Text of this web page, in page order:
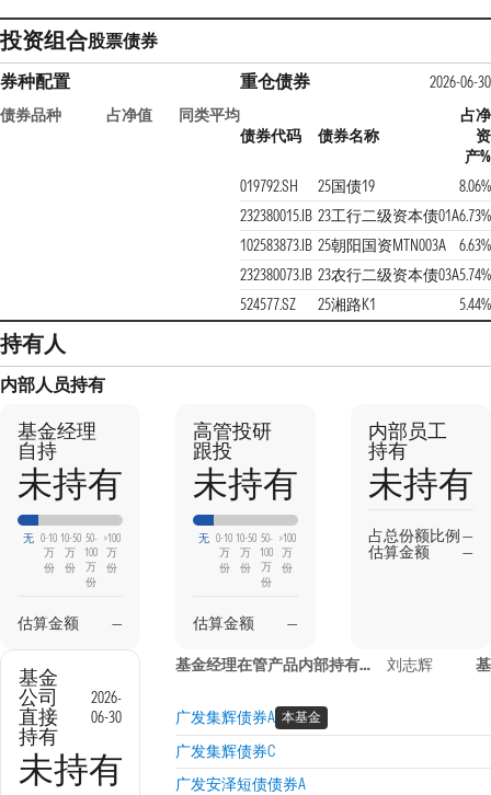
投资组合股票债券
券种配置
债券品种 占净值 同类平均
重仓债券 2026-06-30
债券代码 债券名称
占净
资
产%
019792.SH
25国债19
8.06%
232380015.IB 23工行二级资本债01A6.73%
102583873.IB 25朝阳国资MTN003A
6.63%
232380073.IB 23农行二级资本债03A5.74%
524577.SZ
25湘路K1 5.44%
持有人
内部人员持有
基金经理
自持
未持有
无 0-10
万
份
10-50
万
份
50-
100
万
份
>100
万
份
估算金额 —
高管投研
跟投
未持有
无 0-10
万
份
10-50
万
份
50-
100
万
份
>100
万
份
估算金额 —
内部员工
持有
未持有
占总份额比例—
估算金额
—
基金
公司
直接
持有
2026-
06-30
未持有
基金经理在管产品内部持有信息 刘志辉
广发集辉债券A 本基金
广发集辉债券C
广发安泽短债债券A